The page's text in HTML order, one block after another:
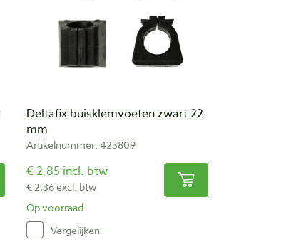
Deltafix buisklemvoeten zwart 22
mm
Artikelnummer: 423809
€ 2,85 incl. btw
€ 2,36 excl. btw
Op voorraad
Vergelijken